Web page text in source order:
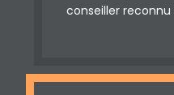
conseiller